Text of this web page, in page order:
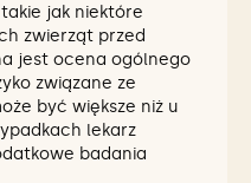
jak niektóre
zwierząt przed
jest ocena ogólnego
związane ze
być większe niż u
lekarz
badania